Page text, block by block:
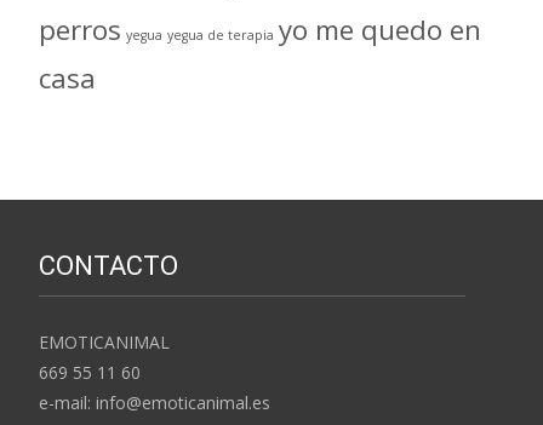
perros yegua yegua de terapia yo me quedo en
casa
CONTACTO
EMOTICANIMAL
669 55 11 60
e-mail: info@emoticanimal.es